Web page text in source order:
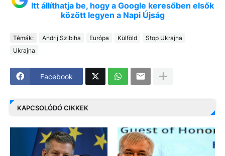
Itt állíthatja be, hogy a Google keresőben elsők
között legyen a Napi Újság
Témák: Andrij Szibiha Európa Külföld
Stop Ukrajna
Ukrajna
Facebook
KAPCSOLÓDÓ CIKKEK